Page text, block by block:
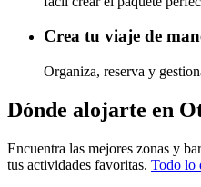
Crea tu viaje de
Organiza, reserva y
Dónde alojarte en
Encuentra las mejores zonas y
tus actividades favoritas. Todo lo